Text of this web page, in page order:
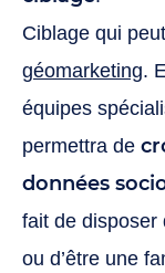
Ciblage qui
géomarketing.
équipes
permettra de
données
fait de disposer
ou d’être une